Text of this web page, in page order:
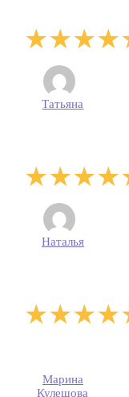
Татьяна
Наталья
Марина
Кулешова